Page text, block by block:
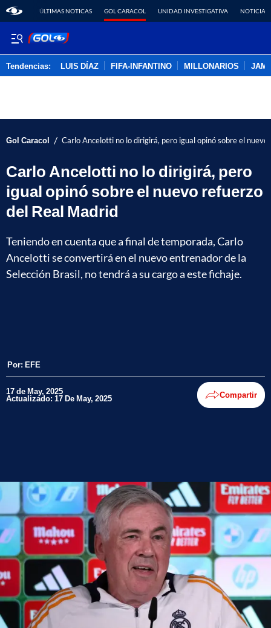
ÚLTIMAS NOTICAS GOL CARACOL UNIDAD INVESTIGATIVA NOTICIAS
Tendencias: LUIS DÍAZ FIFA-INFANTINO MILLONARIOS
Gol Caracol / Carlo Ancelotti no lo dirigirá, pero igual opinó sobre el
Carlo Ancelotti no lo dirigirá, pero
igual opinó sobre el nuevo refuerzo
del Real Madrid
Teniendo en cuenta que a final de temporada, Carlo
Ancelotti se convertirá en el nuevo entrenador de la
Selección Brasil, no tendrá a su cargo a este fichaje.
Por: EFE
17 de May, 2025
Actualizado: 17 De May, 2025 Compartir